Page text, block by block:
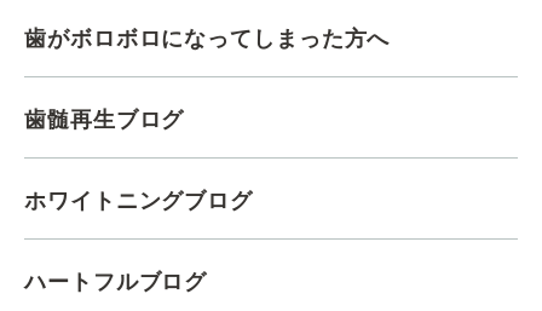
歯がボロボロになってしまった方へ
歯髄再生ブログ
ホワイトニングブログ
ハートフルブログ